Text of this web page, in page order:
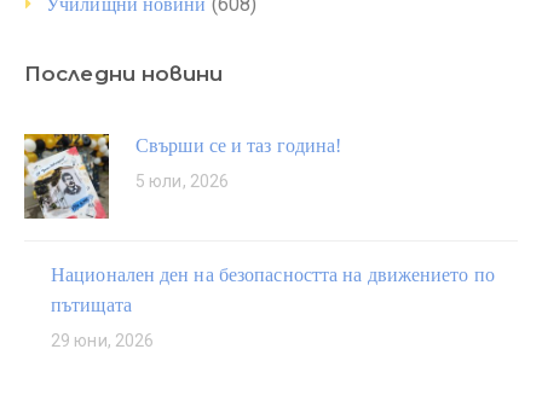
Училищни новини (608)
Последни новини
Свърши се и таз година!
5 юли, 2026
Национален ден на безопасността на движението по
пътищата
29 юни, 2026